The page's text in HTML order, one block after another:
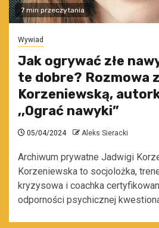
7 min przeczytania
Wywiad
Jak ogrywać złe
te dobre? Rozmowa
Korzeniewską,
,,Ograć nawyki”
05/04/2024 Aleks Sieracki
Archiwum prywatne Jadwigi
Korzeniewska to socjolożka,
kryzysowa i coachka
odporności psychicznej